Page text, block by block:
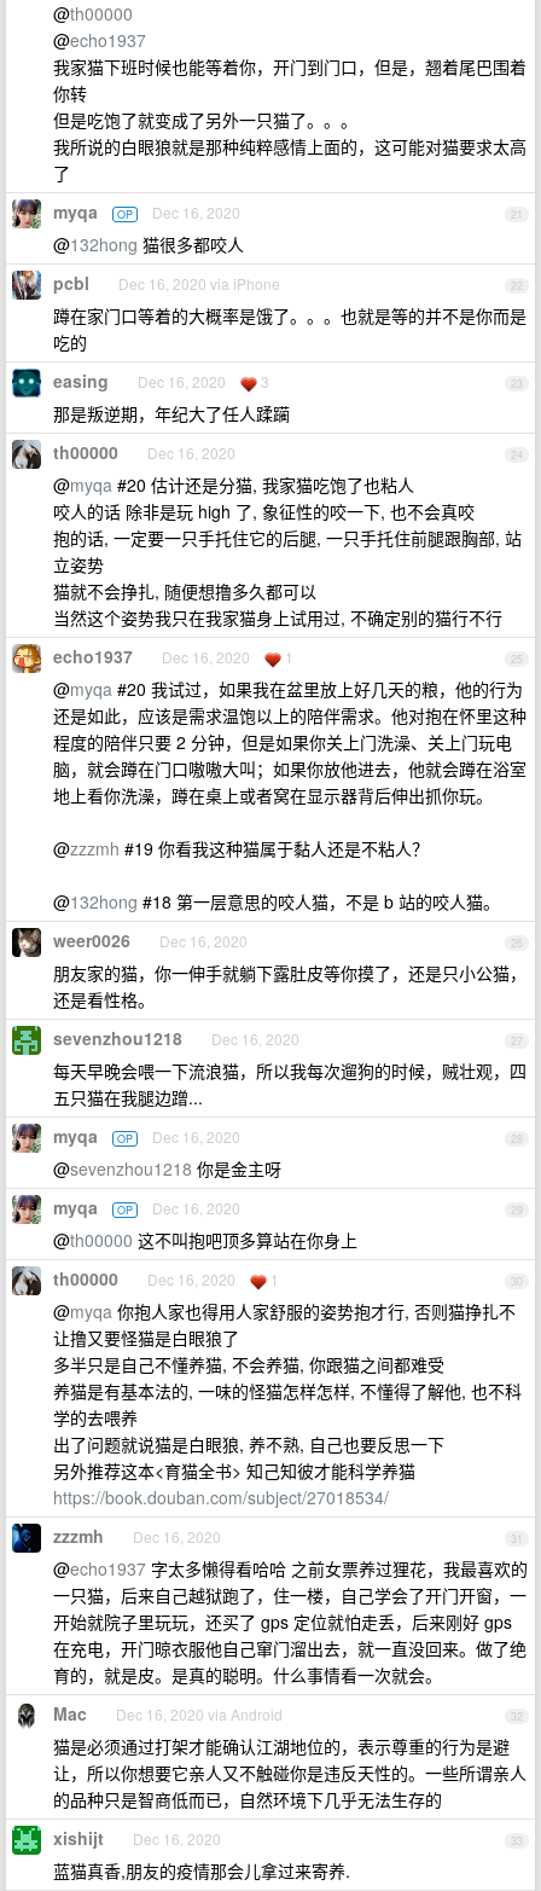
@th00000
@echo1937
我家猫下班时候也能等着你，开门到门口，但是，翘着尾巴围着
你转
但是吃饱了就变成了另外一只猫了。。。
我所说的白眼狼就是那种纯粹感情上面的，这可能对猫要求太高
了
21
myqa OP Dec 16, 2020
@132hong 猫很多都咬人
22
pcbl Dec 16, 2020 via iPhone
蹲在家门口等着的大概率是饿了。。。也就是等的并不是你而是
吃的
23
easing Dec 16, 2020 3
那是叛逆期，年纪大了任人蹂躏
24
th00000 Dec 16, 2020
@myqa #20 估计还是分猫, 我家猫吃饱了也粘人
咬人的话 除非是玩 high 了, 象征性的咬一下, 也不会真咬
抱的话, 一定要一只手托住它的后腿, 一只手托住前腿跟胸部, 站
立姿势
猫就不会挣扎, 随便想撸多久都可以
当然这个姿势我只在我家猫身上试用过, 不确定别的猫行不行
25
echo1937 Dec 16, 2020 1
@myqa #20 我试过，如果我在盆里放上好几天的粮，他的行为
还是如此，应该是需求温饱以上的陪伴需求。他对抱在怀里这种
程度的陪伴只要 2 分钟，但是如果你关上门洗澡、关上门玩电
脑，就会蹲在门口嗷嗷大叫；如果你放他进去，他就会蹲在浴室
地上看你洗澡，蹲在桌上或者窝在显示器背后伸出抓你玩。
@zzzmh #19 你看我这种猫属于黏人还是不粘人？
@132hong #18 第一层意思的咬人猫，不是 b 站的咬人猫。
26
weer0026 Dec 16, 2020
朋友家的猫，你一伸手就躺下露肚皮等你摸了，还是只小公猫，
还是看性格。
27
sevenzhou1218 Dec 16, 2020
每天早晚会喂一下流浪猫，所以我每次遛狗的时候，贼壮观，四
五只猫在我腿边蹭...
28
myqa OP Dec 16, 2020
@sevenzhou1218 你是金主呀
29
myqa OP Dec 16, 2020
@th00000 这不叫抱吧顶多算站在你身上
30
th00000 Dec 16, 2020 1
@myqa 你抱人家也得用人家舒服的姿势抱才行, 否则猫挣扎不
让撸又要怪猫是白眼狼了
多半只是自己不懂养猫, 不会养猫, 你跟猫之间都难受
养猫是有基本法的, 一味的怪猫怎样怎样, 不懂得了解他, 也不科
学的去喂养
出了问题就说猫是白眼狼, 养不熟, 自己也要反思一下
另外推荐这本<育猫全书> 知己知彼才能科学养猫
https://book.douban.com/subject/27018534/
31
zzzmh Dec 16, 2020
@echo1937 字太多懒得看哈哈 之前女票养过狸花，我最喜欢的
一只猫，后来自己越狱跑了，住一楼，自己学会了开门开窗，一
开始就院子里玩玩，还买了 gps 定位就怕走丢，后来刚好 gps
在充电，开门晾衣服他自己窜门溜出去，就一直没回来。做了绝
育的，就是皮。是真的聪明。什么事情看一次就会。
32
Mac Dec 16, 2020 via Android
猫是必须通过打架才能确认江湖地位的，表示尊重的行为是避
让，所以你想要它亲人又不触碰你是违反天性的。一些所谓亲人
的品种只是智商低而已，自然环境下几乎无法生存的
33
xishijt Dec 16, 2020
蓝猫真香,朋友的疫情那会儿拿过来寄养.